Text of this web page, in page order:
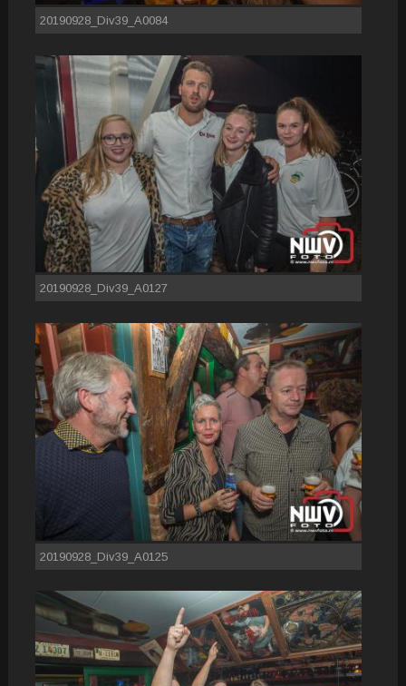
20190928_Div39_A0084
20190928_Div39_A0127
20190928_Div39_A0125